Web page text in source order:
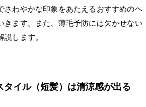
さわやかな印象をあたえるおすすめのヘ
きます。また、薄毛予防には欠かせない
します。
タイル（短髪）は清涼感が出る